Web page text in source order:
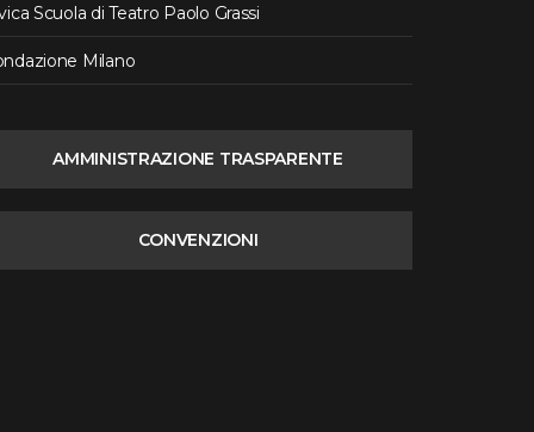
Scuola di Teatro Paolo Grassi
Milano
AMMINISTRAZIONE TRASPARENTE
CONVENZIONI